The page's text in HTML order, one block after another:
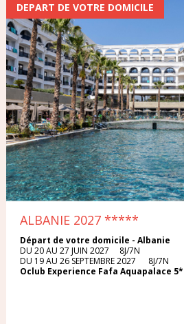
ALBANIE 2027 *****
Départ de votre domicile - Albanie
DU 20 AU 27 JUIN 2027 8J/7N
DU 19 AU 26 SEPTEMBRE 2027 8J/7N
Oclub Experience Fafa Aquapalace 5*
DEPART DE VOTRE DOMICILE